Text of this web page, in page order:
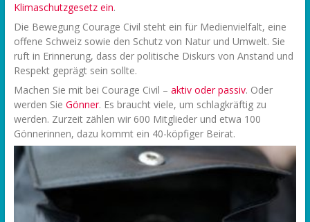
Klimaschutzgesetz ein.
Die Bewegung Courage Civil steht ein für Medienvielfalt, eine
offene Schweiz sowie den Schutz von Natur und Umwelt. Sie
ruft in Erinnerung, dass der politische Diskurs von Anstand und
Respekt geprägt sein sollte.
Machen Sie mit bei Courage Civil – aktiv oder passiv. Oder
werden Sie Gönner. Es braucht viele, um schlagkräftig zu
werden. Zurzeit zählen wir 600 Mitglieder und etwa 100
Gönnerinnen, dazu kommt ein 40-köpfiger Beirat.